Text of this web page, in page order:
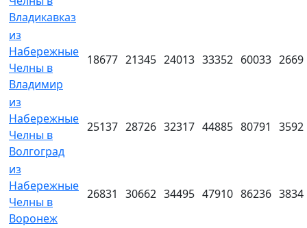
Владикавказ
из
Набережные
Челны в
Владимир
18677 21345 24013 33352 60033 2669
из
Набережные
Челны в
Волгоград
25137 28726 32317 44885 80791 3592
из
Набережные
Челны в
Воронеж
26831 30662 34495 47910 86236 3834